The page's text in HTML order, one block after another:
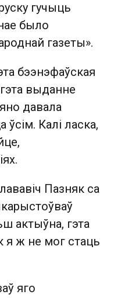
гучыць
было
газеты».
бээнэфаўская
выданне
давала
Калі ласка,
Пазняк са
актыўна, гэта
я ж не мог стаць
яго